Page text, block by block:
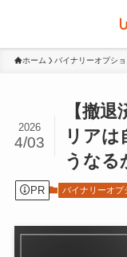
ホーム バイナリーオプショ
【撤
リアは
うなる
2026
4/03
PR バイナリーオプ